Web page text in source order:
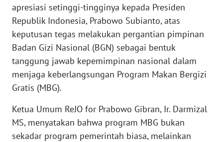
apresiasi setinggi-tingginya kepada Presiden
Republik Indonesia, Prabowo Subianto, atas
keputusan tegas melakukan pergantian pimpinan
Badan Gizi Nasional (BGN) sebagai bentuk
tanggung jawab kepemimpinan nasional dalam
menjaga keberlangsungan Program Makan Bergizi
Gratis (MBG).
Ketua Umum ReJO for Prabowo Gibran, Ir. Darmizal
MS, menyatakan bahwa program MBG bukan
sekadar program pemerintah biasa, melainkan
SIBER
REDAKSI
KARIR
DISCLAIMER
News
Regional